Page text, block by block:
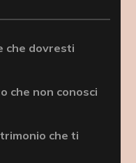
che dovresti
che non conosci
che ti